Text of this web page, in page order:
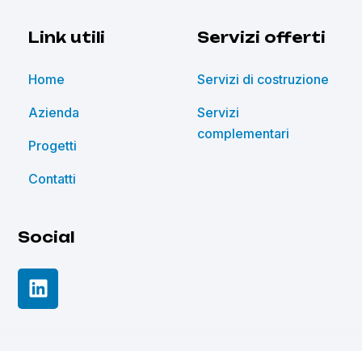
Link utili
Home
Azienda
Progetti
Contatti
Servizi offerti
Servizi di costruzione
Servizi
complementari
Social